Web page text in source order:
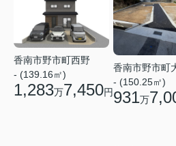
香南市野市町西野
- (139.16㎡)
1,283万7,450円
香南市野市町
- (150.25㎡)
931万